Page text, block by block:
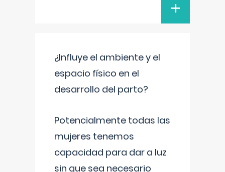
+
¿Influye el ambiente y el
espacio físico en el
desarrollo del parto?
Potencialmente todas las
mujeres tenemos
capacidad para dar a luz
sin que sea necesario